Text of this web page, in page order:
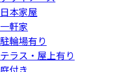
日本家屋
一軒家
駐輪場有り
テラス・屋上有り